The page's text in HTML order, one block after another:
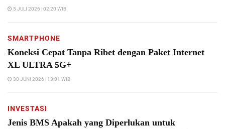
5 JULI 2026 | 02:20 WIB
SMARTPHONE
Koneksi Cepat Tanpa Ribet dengan Paket Internet
XL ULTRA 5G+
30 JUNI 2026 | 13:01 WIB
INVESTASI
Jenis BMS Apakah yang Diperlukan untuk